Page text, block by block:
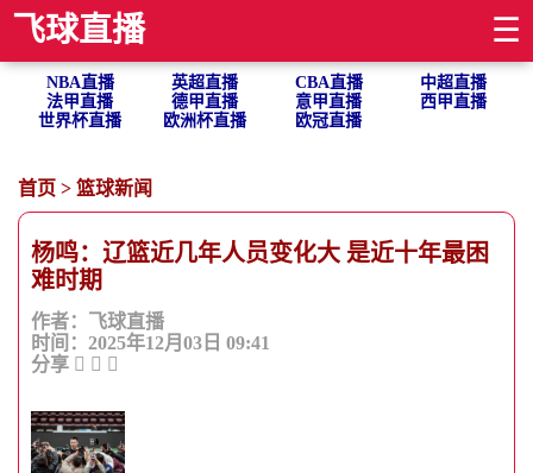
飞球直播 ☰
NBA直播 英超直播 CBA直播
中超直播
法甲直播
德甲直播 意甲直播
西甲直播
世界杯直播
欧洲杯直播 欧冠直播
首页 > 篮球新闻
杨鸣：辽篮近几年人员变化大 是近十年最困
难时期
作者：飞球直播
时间：2025年12月03日 09:41
分享